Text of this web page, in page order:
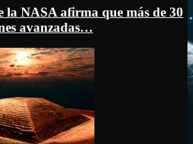
la NASA afirma que más de 30
avanzadas…